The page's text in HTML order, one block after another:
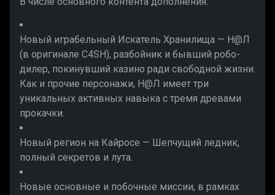
Новый играбельный Искатель Хранилища — Н@Л
(в оригинале C4SH), разбойник и бывший робо-
дилер, покинувший казино ради свободной жизни.
Как и прочие персонажи, Н@Л имеет три
уникальных активных навыка с тремя древами
прокачки.
Новый регион на Кайросе — Шепчущий ледник,
полный секретов и лута.
Новые основные и побочные миссии, в рамках